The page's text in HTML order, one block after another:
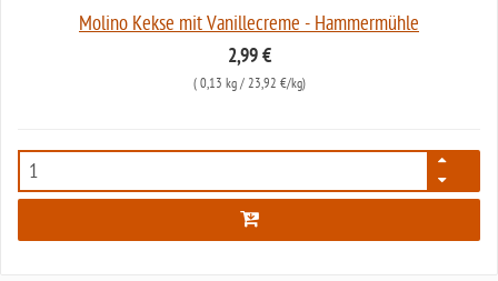
Molino Kekse mit Vanillecreme - Hammermühle
2,99 €
( 0,13 kg/ 23,92 €/kg)
5312